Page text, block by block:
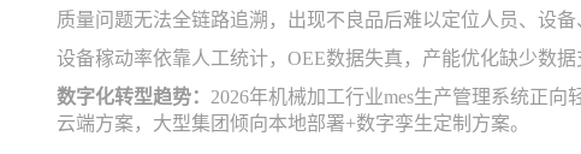
质量问题无法全链路追溯，出现不良品后难以定位人员、设备
设备稼动率依靠人工统计，OEE数据失真，产能优化缺少数据
数字化转型趋势： 2026年机械加工行业mes生产管理系统正
云端方案，大型集团倾向本地部署+数字孪生定制方案。